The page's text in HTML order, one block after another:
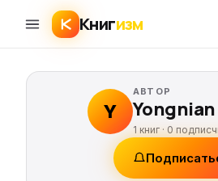
Книгизм
Y
АВТОР
1 книг · 0